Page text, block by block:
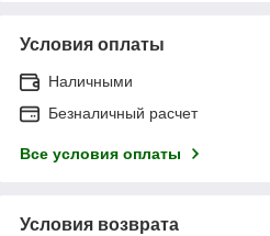
Условия оплаты
Наличными
Безналичный расчет
Все условия оплаты
Условия возврата